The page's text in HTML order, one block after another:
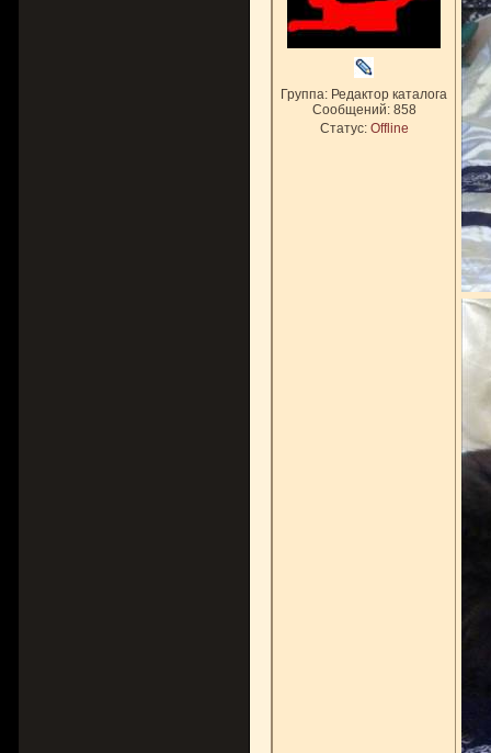
Группа: Редактор каталога
Сообщений: 858
Статус: Offline